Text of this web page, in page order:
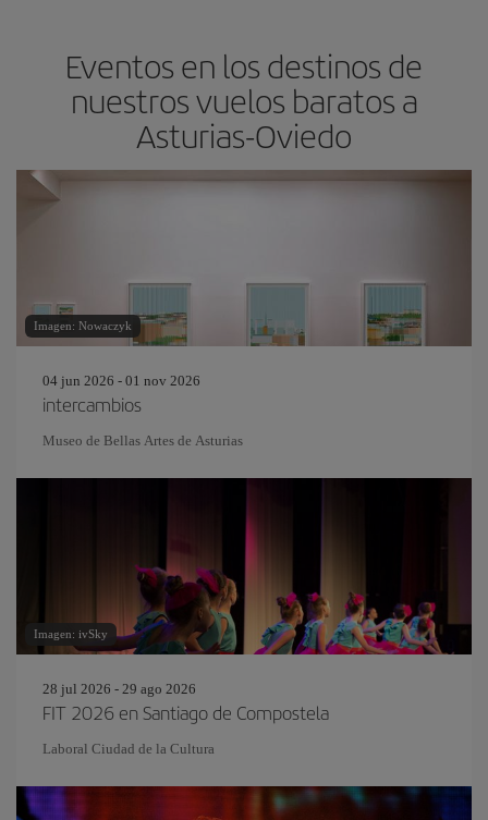
Eventos en los destinos de
nuestros vuelos baratos a
Asturias-Oviedo
Imagen: Nowaczyk
04 jun 2026 - 01 nov 2026
intercambios
Museo de Bellas Artes de Asturias
Imagen: ivSky
28 jul 2026 - 29 ago 2026
FIT 2026 en Santiago de Compostela
Laboral Ciudad de la Cultura